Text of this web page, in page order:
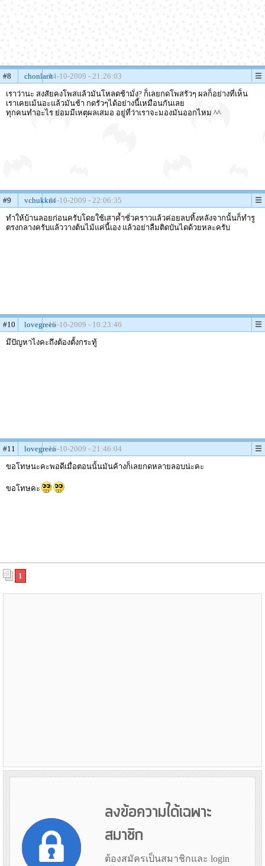
#8 chonlarit14-10-2009 - 21:26:03
เราว่านะ สงสัยคงโพสแล้วมันโหลดช้ามั่ง? ก็เลยกดโพสรัวๆ ผลก็อย่างที่เห็น
เราเคยเม้นอะแล้วมันช้า กดรัวๆได้อย่างนี้เหมือนกันเลย
ทุกคนทำอะไร ย่อมมีเหตุผลเสมอ อยู่ที่ว่าเราจะมองมันออกไหม ^^
#9 vchukkrit14-10-2009 - 22:06:35
ทำให้บ้านลอยก่อนครับโดยใช้เสาค้ำชั่วคราวแล้วค่อยลบทิ้งหลังจากนั้นก็ทำรู
ตรงกลางครับแล้ววางต้นไม้แค่นี้เอง แล้วอย่าลืมติดบันไดด้วยหละครับ
#10 lovegreen15-10-2009 - 10:23:46
มีปัญหาไงคะถึงต้องตั้งกระทู้
#11 lovegreen16-10-2009 - 21:46:04
ขอโทษนะคะพอดีเมื่อตอนนั้นมันค้างก็เลยกดหลายลอบน่ะคะ
ขอโทษคะ
1
ลงข้อความได้เฉพาะ
สมาชิก
ต้องสมัครเป็นสมาชิกและ login